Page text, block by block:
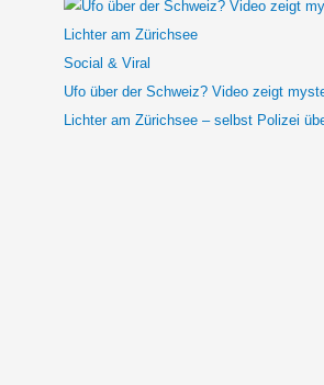
Social & Viral
Ufo über der Schweiz? Video zeigt
Lichter am Zürichsee – selbst Polizei